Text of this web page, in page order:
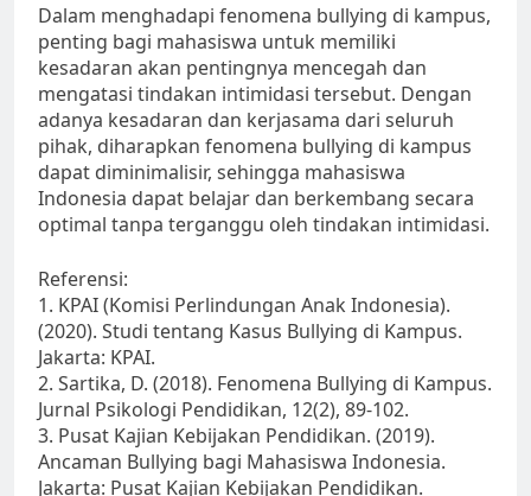
Dalam menghadapi fenomena bullying di kampus,
penting bagi mahasiswa untuk memiliki
kesadaran akan pentingnya mencegah dan
mengatasi tindakan intimidasi tersebut. Dengan
adanya kesadaran dan kerjasama dari seluruh
pihak, diharapkan fenomena bullying di kampus
dapat diminimalisir, sehingga mahasiswa
Indonesia dapat belajar dan berkembang secara
optimal tanpa terganggu oleh tindakan intimidasi.
Referensi:
1. KPAI (Komisi Perlindungan Anak Indonesia).
(2020). Studi tentang Kasus Bullying di Kampus.
Jakarta: KPAI.
2. Sartika, D. (2018). Fenomena Bullying di Kampus.
Jurnal Psikologi Pendidikan, 12(2), 89-102.
3. Pusat Kajian Kebijakan Pendidikan. (2019).
Ancaman Bullying bagi Mahasiswa Indonesia.
Jakarta: Pusat Kajian Kebijakan Pendidikan.